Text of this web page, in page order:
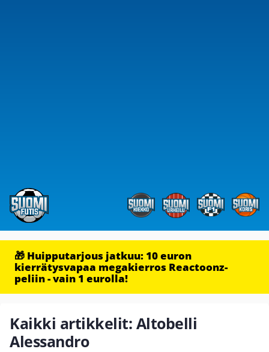
🎁 Huipputarjous jatkuu: 10 euron
kierrätysvapaa megakierros Reactoonz-
peliin - vain 1 eurolla!
Kaikki artikkelit: Altobelli
Alessandro